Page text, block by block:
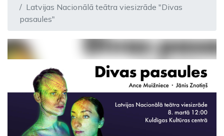
Latvijas Nacionālā teātra viesizrāde "Divas
pasaules"